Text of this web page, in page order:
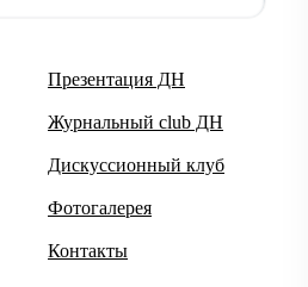
Презентация ДН
Журнальный club ДН
Дискуссионный клуб
Фотогалерея
Контакты